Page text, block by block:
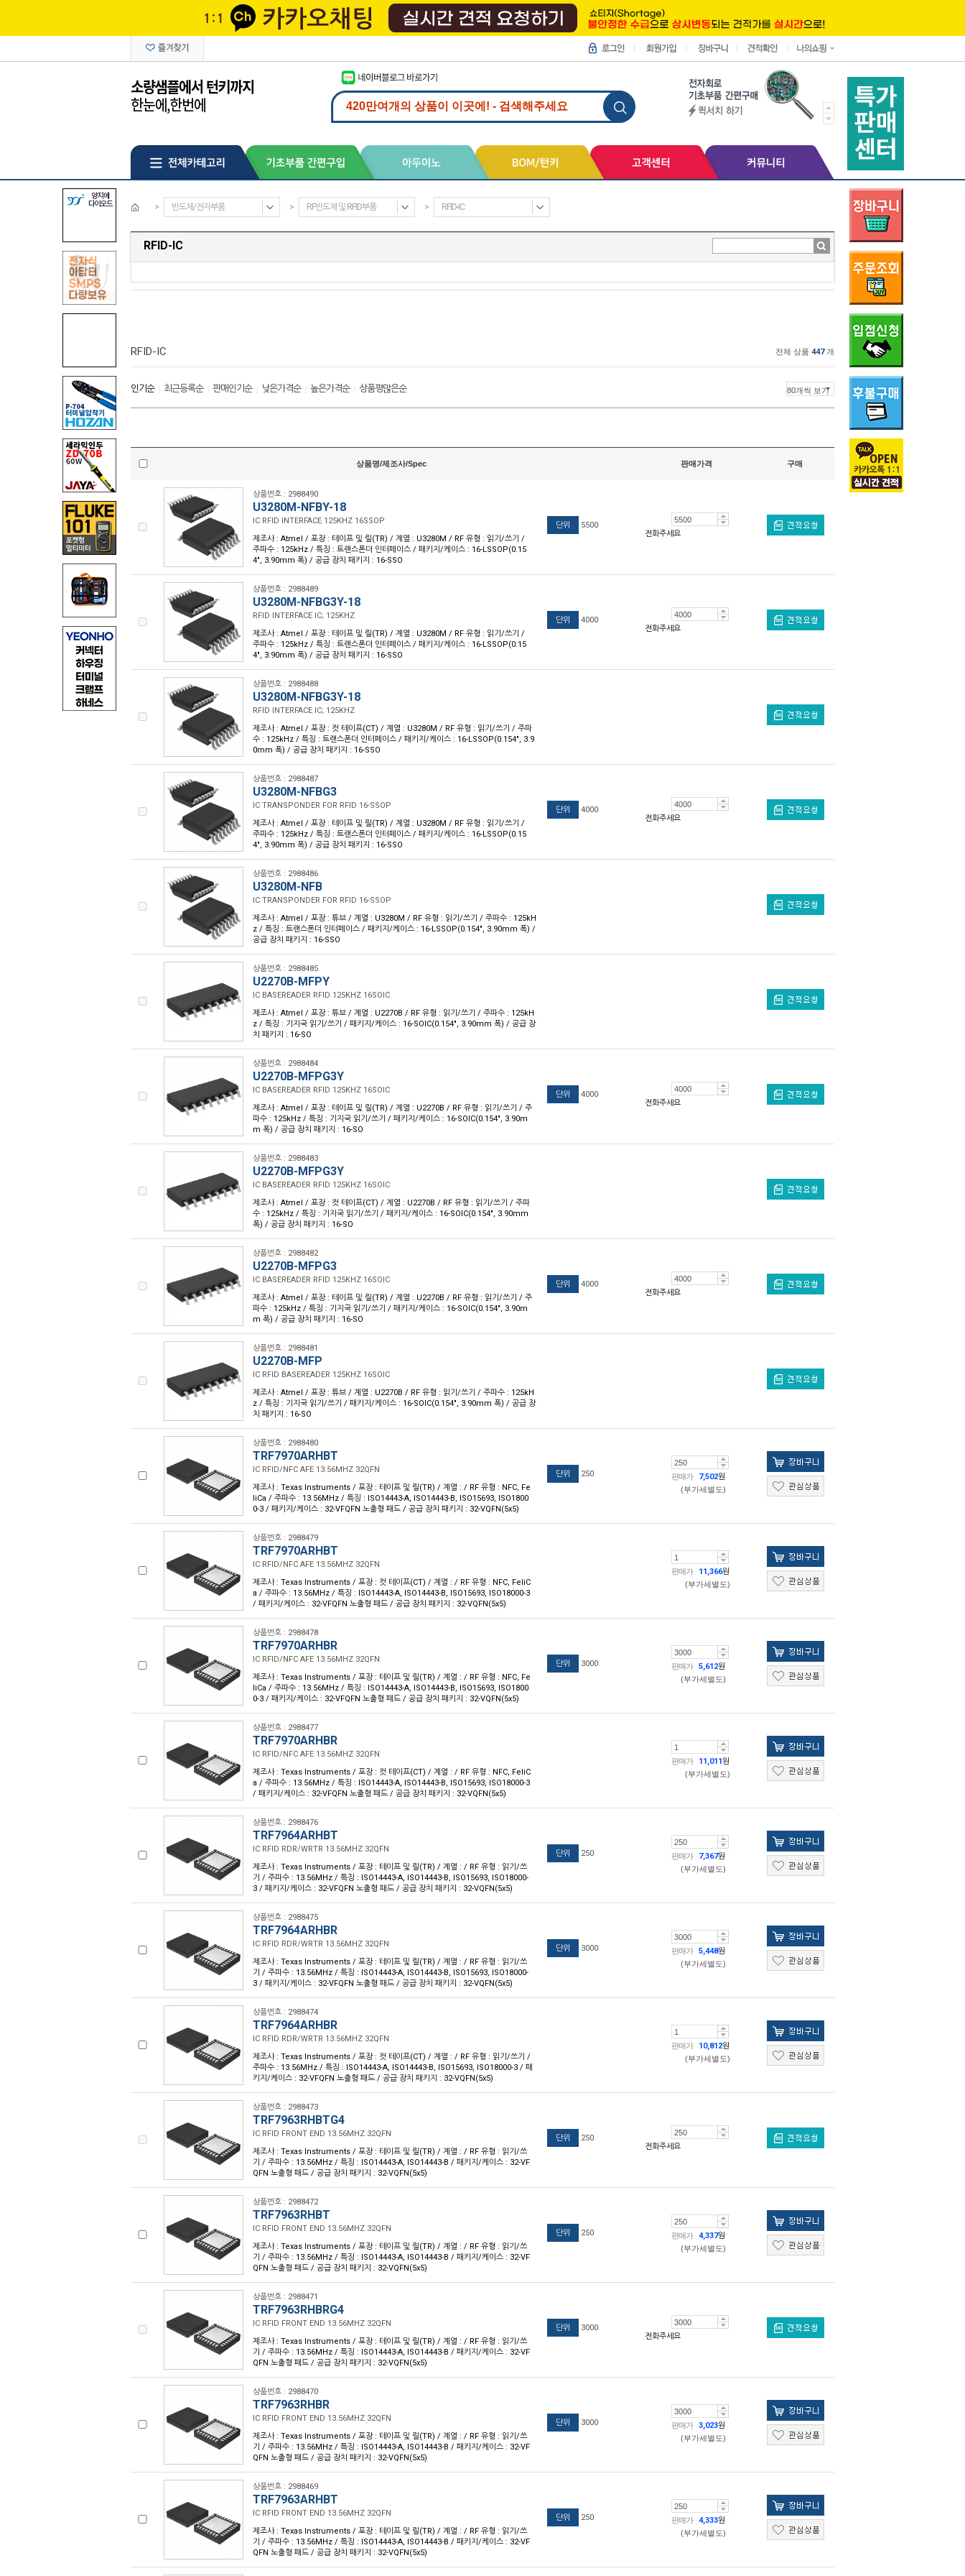
> 반도체/전자부품 > RF반도체 및 RFID부품 > RFID-IC
RFID-IC
RFID-IC 전체 상품 447개
인기순| 최근등록순| 판매인기순| 낮은가격순| 높은가격순| 상품평많은순
상품명/제조사/Spec 판매가격 구매
상품번호 : 2988490
U3280M-NFBY-18
IC RFID INTERFACE 125KHZ 16SSOP
제조사 : Atmel / 포장 : 테이프 및 릴(TR) / 계열 : U3280M / RF 유형 : 읽기/쓰기 /
주파수 : 125kHz / 특징 : 트랜스폰더 인터페이스 / 패키지/케이스 : 16-LSSOP(0.15
4", 3.90mm 폭) / 공급 장치 패키지 : 16-SSO
단위
5500
전화주세요
상품번호 : 2988489
U3280M-NFBG3Y-18
RFID INTERFACE IC; 125KHZ
제조사 : Atmel / 포장 : 테이프 및 릴(TR) / 계열 : U3280M / RF 유형 : 읽기/쓰기 /
주파수 : 125kHz / 특징 : 트랜스폰더 인터페이스 / 패키지/케이스 : 16-LSSOP(0.15
4", 3.90mm 폭) / 공급 장치 패키지 : 16-SSO
단위
4000
전화주세요
상품번호 : 2988488
U3280M-NFBG3Y-18
RFID INTERFACE IC; 125KHZ
제조사 : Atmel / 포장 : 컷 테이프(CT) / 계열 : U3280M / RF 유형 : 읽기/쓰기 / 주파
수 : 125kHz / 특징 : 트랜스폰더 인터페이스 / 패키지/케이스 : 16-LSSOP(0.154", 3.9
0mm 폭) / 공급 장치 패키지 : 16-SSO
상품번호 : 2988487
U3280M-NFBG3
IC TRANSPONDER FOR RFID 16-SSOP
제조사 : Atmel / 포장 : 테이프 및 릴(TR) / 계열 : U3280M / RF 유형 : 읽기/쓰기 /
주파수 : 125kHz / 특징 : 트랜스폰더 인터페이스 / 패키지/케이스 : 16-LSSOP(0.15
4", 3.90mm 폭) / 공급 장치 패키지 : 16-SSO
단위
4000
전화주세요
상품번호 : 2988486
U3280M-NFB
IC TRANSPONDER FOR RFID 16-SSOP
제조사 : Atmel / 포장 : 튜브 / 계열 : U3280M / RF 유형 : 읽기/쓰기 / 주파수 : 125kH
z / 특징 : 트랜스폰더 인터페이스 / 패키지/케이스 : 16-LSSOP(0.154", 3.90mm 폭) /
공급 장치 패키지 : 16-SSO
상품번호 : 2988485
U2270B-MFPY
IC BASEREADER RFID 125KHZ 16SOIC
제조사 : Atmel / 포장 : 튜브 / 계열 : U2270B / RF 유형 : 읽기/쓰기 / 주파수 : 125kH
z / 특징 : 기지국 읽기/쓰기 / 패키지/케이스 : 16-SOIC(0.154", 3.90mm 폭) / 공급 장
치 패키지 : 16-SO
상품번호 : 2988484
U2270B-MFPG3Y
IC BASEREADER RFID 125KHZ 16SOIC
제조사 : Atmel / 포장 : 테이프 및 릴(TR) / 계열 : U2270B / RF 유형 : 읽기/쓰기 / 주
파수 : 125kHz / 특징 : 기지국 읽기/쓰기 / 패키지/케이스 : 16-SOIC(0.154", 3.90m
m 폭) / 공급 장치 패키지 : 16-SO
단위
4000
전화주세요
상품번호 : 2988483
U2270B-MFPG3Y
IC BASEREADER RFID 125KHZ 16SOIC
제조사 : Atmel / 포장 : 컷 테이프(CT) / 계열 : U2270B / RF 유형 : 읽기/쓰기 / 주파
수 : 125kHz / 특징 : 기지국 읽기/쓰기 / 패키지/케이스 : 16-SOIC(0.154", 3.90mm
폭) / 공급 장치 패키지 : 16-SO
상품번호 : 2988482
U2270B-MFPG3
IC BASEREADER RFID 125KHZ 16SOIC
제조사 : Atmel / 포장 : 테이프 및 릴(TR) / 계열 : U2270B / RF 유형 : 읽기/쓰기 / 주
파수 : 125kHz / 특징 : 기지국 읽기/쓰기 / 패키지/케이스 : 16-SOIC(0.154", 3.90m
m 폭) / 공급 장치 패키지 : 16-SO
단위
4000
전화주세요
상품번호 : 2988481
U2270B-MFP
IC RFID BASEREADER 125KHZ 16SOIC
제조사 : Atmel / 포장 : 튜브 / 계열 : U2270B / RF 유형 : 읽기/쓰기 / 주파수 : 125kH
z / 특징 : 기지국 읽기/쓰기 / 패키지/케이스 : 16-SOIC(0.154", 3.90mm 폭) / 공급 장
치 패키지 : 16-SO
상품번호 : 2988480
TRF7970ARHBT
IC RFID/NFC AFE 13.56MHZ 32QFN
제조사 : Texas Instruments / 포장 : 테이프 및 릴(TR) / 계열 : / RF 유형 : NFC, Fe
liCa / 주파수 : 13.56MHz / 특징 : ISO14443-A, ISO14443-B, ISO15693, ISO1800
0-3 / 패키지/케이스 : 32-VFQFN 노출형 패드 / 공급 장치 패키지 : 32-VQFN(5x5)
단위 250 판매가 7,502원
(부가세별도)
상품번호 : 2988479
TRF7970ARHBT
IC RFID/NFC AFE 13.56MHZ 32QFN
제조사 : Texas Instruments / 포장 : 컷 테이프(CT) / 계열 : / RF 유형 : NFC, FeliC
a / 주파수 : 13.56MHz / 특징 : ISO14443-A, ISO14443-B, ISO15693, ISO18000-3
/ 패키지/케이스 : 32-VFQFN 노출형 패드 / 공급 장치 패키지 : 32-VQFN(5x5)
판매가 11,366원
(부가세별도)
상품번호 : 2988478
TRF7970ARHBR
IC RFID/NFC AFE 13.56MHZ 32QFN
제조사 : Texas Instruments / 포장 : 테이프 및 릴(TR) / 계열 : / RF 유형 : NFC, Fe
liCa / 주파수 : 13.56MHz / 특징 : ISO14443-A, ISO14443-B, ISO15693, ISO1800
0-3 / 패키지/케이스 : 32-VFQFN 노출형 패드 / 공급 장치 패키지 : 32-VQFN(5x5)
단위 3000 판매가 5,612원
(부가세별도)
상품번호 : 2988477
TRF7970ARHBR
IC RFID/NFC AFE 13.56MHZ 32QFN
제조사 : Texas Instruments / 포장 : 컷 테이프(CT) / 계열 : / RF 유형 : NFC, FeliC
a / 주파수 : 13.56MHz / 특징 : ISO14443-A, ISO14443-B, ISO15693, ISO18000-3
/ 패키지/케이스 : 32-VFQFN 노출형 패드 / 공급 장치 패키지 : 32-VQFN(5x5)
판매가 11,011원
(부가세별도)
상품번호 : 2988476
TRF7964ARHBT
IC RFID RDR/WRTR 13.56MHZ 32QFN
제조사 : Texas Instruments / 포장 : 테이프 및 릴(TR) / 계열 : / RF 유형 : 읽기/쓰
기 / 주파수 : 13.56MHz / 특징 : ISO14443-A, ISO14443-B, ISO15693, ISO18000-
3 / 패키지/케이스 : 32-VFQFN 노출형 패드 / 공급 장치 패키지 : 32-VQFN(5x5)
단위 250 판매가 7,367원
(부가세별도)
상품번호 : 2988475
TRF7964ARHBR
IC RFID RDR/WRTR 13.56MHZ 32QFN
제조사 : Texas Instruments / 포장 : 테이프 및 릴(TR) / 계열 : / RF 유형 : 읽기/쓰
기 / 주파수 : 13.56MHz / 특징 : ISO14443-A, ISO14443-B, ISO15693, ISO18000-
3 / 패키지/케이스 : 32-VFQFN 노출형 패드 / 공급 장치 패키지 : 32-VQFN(5x5)
단위 3000 판매가 5,448원
(부가세별도)
상품번호 : 2988474
TRF7964ARHBR
IC RFID RDR/WRTR 13.56MHZ 32QFN
제조사 : Texas Instruments / 포장 : 컷 테이프(CT) / 계열 : / RF 유형 : 읽기/쓰기 /
주파수 : 13.56MHz / 특징 : ISO14443-A, ISO14443-B, ISO15693, ISO18000-3 / 패
키지/케이스 : 32-VFQFN 노출형 패드 / 공급 장치 패키지 : 32-VQFN(5x5)
판매가 10,812원
(부가세별도)
상품번호 : 2988473
TRF7963RHBTG4
IC RFID FRONT END 13.56MHZ 32QFN
제조사 : Texas Instruments / 포장 : 테이프 및 릴(TR) / 계열 : / RF 유형 : 읽기/쓰
기 / 주파수 : 13.56MHz / 특징 : ISO14443-A, ISO14443-B / 패키지/케이스 : 32-VF
QFN 노출형 패드 / 공급 장치 패키지 : 32-VQFN(5x5)
단위
250
전화주세요
상품번호 : 2988472
TRF7963RHBT
IC RFID FRONT END 13.56MHZ 32QFN
제조사 : Texas Instruments / 포장 : 테이프 및 릴(TR) / 계열 : / RF 유형 : 읽기/쓰
기 / 주파수 : 13.56MHz / 특징 : ISO14443-A, ISO14443-B / 패키지/케이스 : 32-VF
QFN 노출형 패드 / 공급 장치 패키지 : 32-VQFN(5x5)
단위 250 판매가 4,337원
(부가세별도)
상품번호 : 2988471
TRF7963RHBRG4
IC RFID FRONT END 13.56MHZ 32QFN
제조사 : Texas Instruments / 포장 : 테이프 및 릴(TR) / 계열 : / RF 유형 : 읽기/쓰
기 / 주파수 : 13.56MHz / 특징 : ISO14443-A, ISO14443-B / 패키지/케이스 : 32-VF
QFN 노출형 패드 / 공급 장치 패키지 : 32-VQFN(5x5)
단위
3000
전화주세요
상품번호 : 2988470
TRF7963RHBR
IC RFID FRONT END 13.56MHZ 32QFN
제조사 : Texas Instruments / 포장 : 테이프 및 릴(TR) / 계열 : / RF 유형 : 읽기/쓰
기 / 주파수 : 13.56MHz / 특징 : ISO14443-A, ISO14443-B / 패키지/케이스 : 32-VF
QFN 노출형 패드 / 공급 장치 패키지 : 32-VQFN(5x5)
단위 3000 판매가 3,023원
(부가세별도)
상품번호 : 2988469
TRF7963ARHBT
IC RFID FRONT END 13.56MHZ 32QFN
제조사 : Texas Instruments / 포장 : 테이프 및 릴(TR) / 계열 : / RF 유형 : 읽기/쓰
기 / 주파수 : 13.56MHz / 특징 : ISO14443-A, ISO14443-B / 패키지/케이스 : 32-VF
QFN 노출형 패드 / 공급 장치 패키지 : 32-VQFN(5x5)
단위 250 판매가 4,333원
(부가세별도)